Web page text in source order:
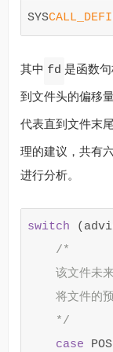
SYS
其中 fd 是函数句
到文件头的偏移量
代表直到文件末尾
理的建议，共有
进行分析。
switch (
/*
该文件未
将文件的
    */
case